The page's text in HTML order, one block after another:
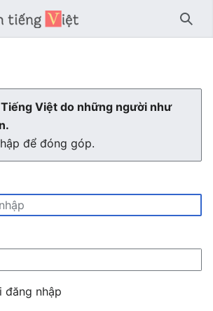
Tìm
Việt do những người như
để đóng góp.
đăng nhập